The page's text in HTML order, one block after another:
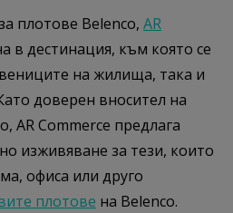
плотове Belenco, AR
в дестинация, към която се
на жилища, така и
доверен вносител на
AR Commerce предлага
изживяване за тези, които
офиса или друго
плотове на Belenco.